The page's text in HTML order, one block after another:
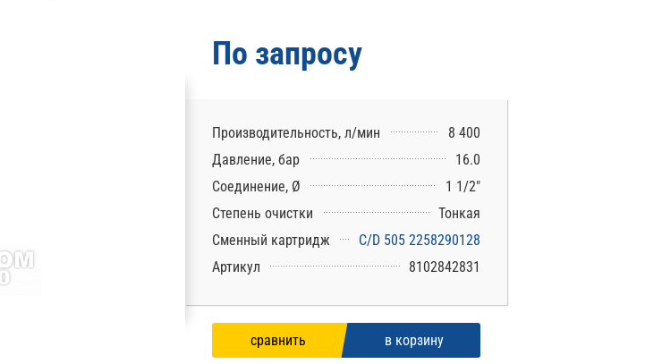
По запросу
Производительность, л/мин
8 400
Давление, бар
16.0
Соединение, Ø
1 1/2″
Степень очистки
Тонкая
Сменный картридж
C/D 505 2258290128
Артикул
8102842831